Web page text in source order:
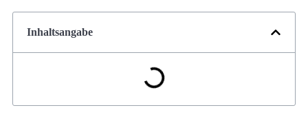
Inhaltsangabe